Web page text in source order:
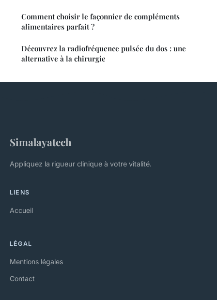
Comment choisir le façonnier de compléments
alimentaires parfait ?
Découvrez la radiofréquence pulsée du dos : une
alternative à la chirurgie
Simalayatech
Appliquez la rigueur clinique à votre vitalité.
LIENS
Accueil
LÉGAL
Mentions légales
Contact